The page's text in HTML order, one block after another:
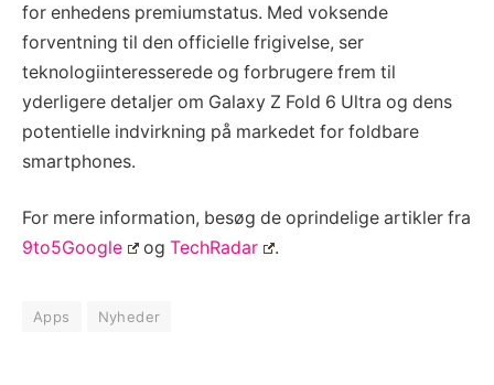
for enhedens premiumstatus. Med voksende
forventning til den officielle frigivelse, ser
teknologiinteresserede og forbrugere frem til
yderligere detaljer om Galaxy Z Fold 6 Ultra og dens
potentielle indvirkning på markedet for foldbare
smartphones.
For mere information, besøg de oprindelige artikler fra
9to5Google
og TechRadar .
Apps Nyheder